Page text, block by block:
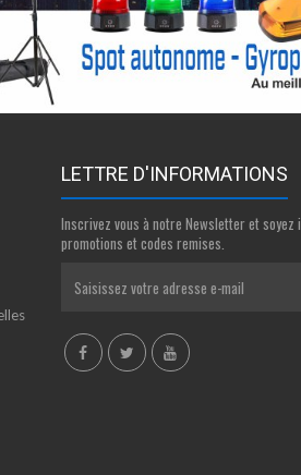
LETTRE D'INFORMATIONS
Inscrivez vous à notre Newsletter et soyez
promotions et codes remises.